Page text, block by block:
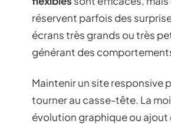
réservent parfois des
écrans très grands ou très
générant des
Maintenir un site responsive
tourner au casse-tête. La
évolution graphique ou ajout